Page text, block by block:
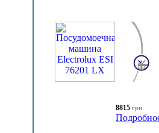
8815 грн.